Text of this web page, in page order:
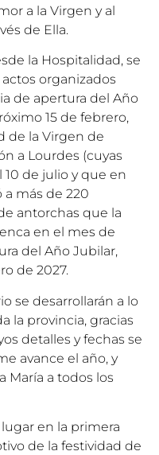
a la Virgen y al
de Ella.
la Hospitalidad, se
organizados
de apertura del Año
15 de febrero,
de la Virgen de
a Lourdes (cuyas
10 de julio y que en
más de 220
antorchas que la
en el mes de
del Año Jubilar,
de 2027.
se desarrollarán a lo
la provincia, gracias
detalles y fechas se
avance el año, y
María a todos los
en la primera
de la festividad de